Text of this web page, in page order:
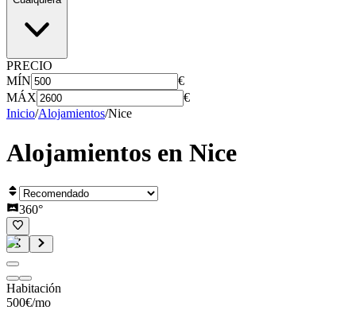
PRECIO
MÍN
€
MÁX
€
Inicio/Alojamientos/Nice
Alojamientos en Nice
360°
Habitación
500€/mo